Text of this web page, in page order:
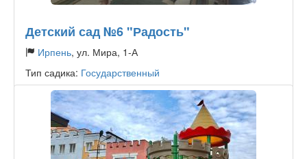
Детский сад №6 "Радость"
Ирпень, ул. Мира, 1-А
Тип садика: Государственный